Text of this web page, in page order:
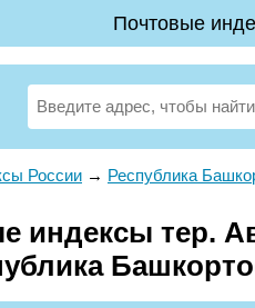
Почтовые
России → Республика
индексы тер.